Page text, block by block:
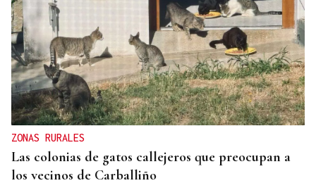
ZONAS RURALES
Las colonias de gatos callejeros que preocupan a
los vecinos de Carballiño